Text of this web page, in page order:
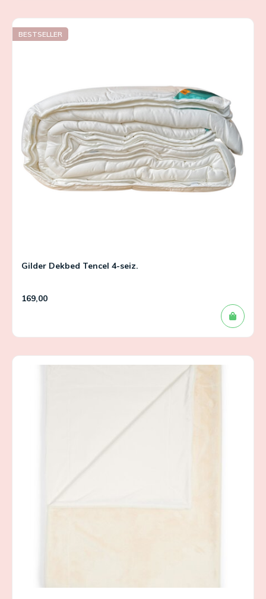
BESTSELLER
Gilder Dekbed Tencel 4-seiz.
169,00